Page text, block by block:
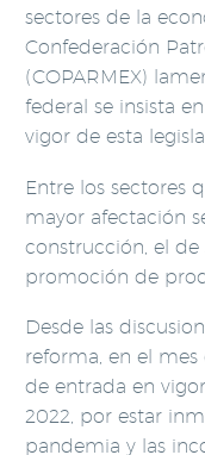
sectores de la
Confederación
(COPARMEX)
federal se insista
vigor de esta
Entre los sectores
mayor afectación
construcción, el
promoción de
Desde las
reforma, en el
de entrada en
2022, por estar
pandemia y las